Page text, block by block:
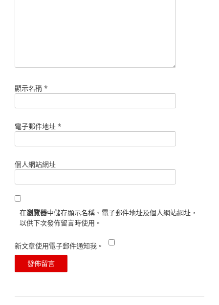
顯示名稱 *
電子郵件地址 *
個人網站網址
在瀏覽器中儲存顯示名稱、電子郵件地址及個人網站網址，
以供下次發佈留言時使用。
新文章使用電子郵件通知我。